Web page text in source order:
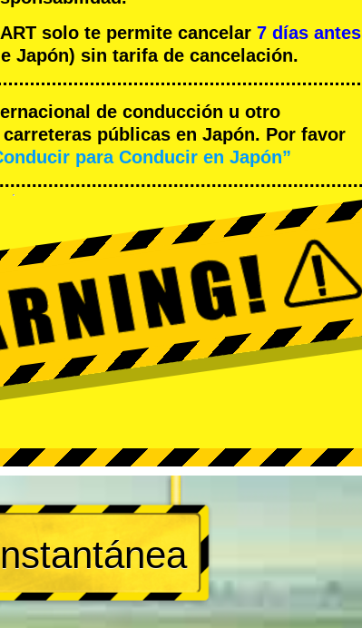
solo te permite cancelar 7 días antes
Japón) sin tarifa de cancelación.
de conducción u otro
públicas en Japón. Por favor
para Conducir en Japón”